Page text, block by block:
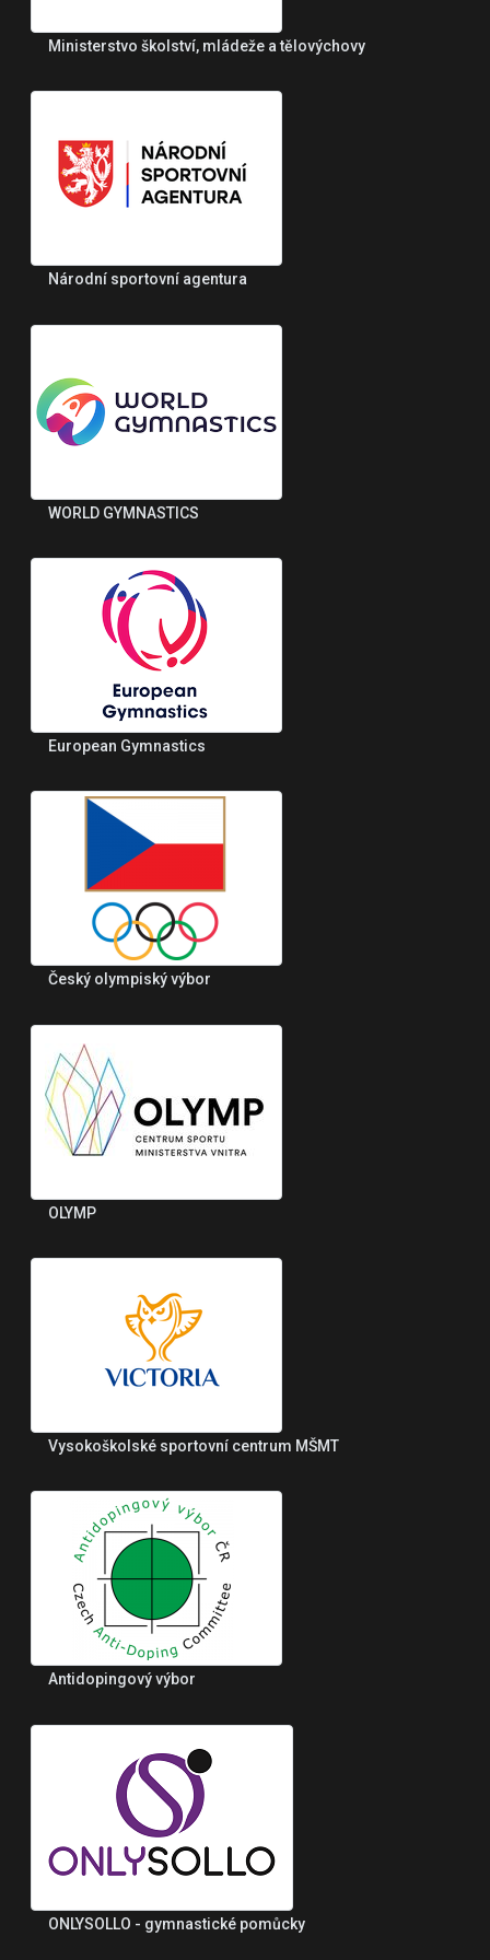
Ministerstvo školství, mládeže a tělovýchovy
Národní sportovní agentura
WORLD GYMNASTICS
European Gymnastics
Český olympiský výbor
OLYMP
Vysokoškolské sportovní centrum MŠMT
Antidopingový výbor
ONLYSOLLO - gymnastické pomůcky